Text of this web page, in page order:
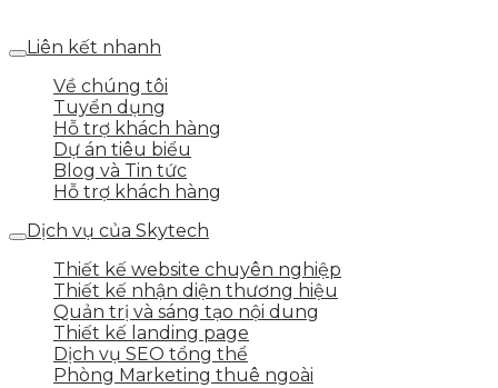
Liên kết nhanh
Về chúng tôi
Tuyển dụng
Hỗ trợ khách hàng
Dự án tiêu biểu
Blog và Tin tức
Hỗ trợ khách hàng
Dịch vụ của Skytech
Thiết kế website chuyên nghiệp
Thiết kế nhận diện thương hiệu
Quản trị và sáng tạo nội dung
Thiết kế landing page
Dịch vụ SEO tổng thể
Phòng Marketing thuê ngoài